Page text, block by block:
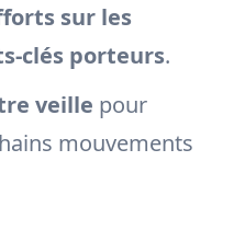
sur les
clés porteurs.
veille pour
mouvements